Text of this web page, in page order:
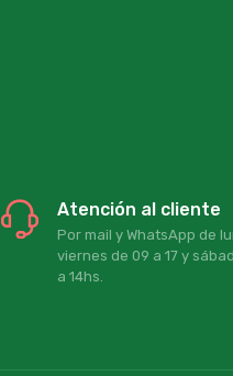
Atención al cliente
Por mail y WhatsApp de
viernes de 09 a 17 y
a 14hs.